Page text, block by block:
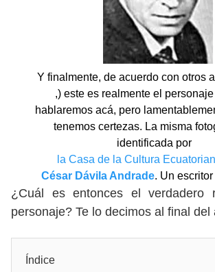
Y finalmente, de acuerdo con otros
,) este es realmente el
hablaremos acá, pero
tenemos certezas. La misma
identificada por
la Casa de la Cultura
César Dávila Andrade. Un
¿Cuál es entonces el verdadero
personaje? Te lo decimos al final del
Índice